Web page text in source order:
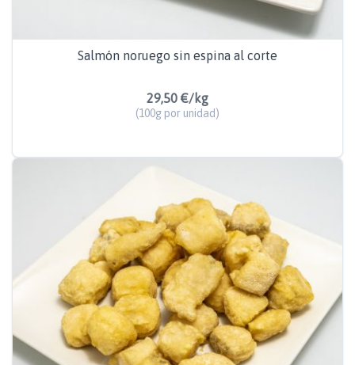
Salmón noruego sin espina al corte
29,50 €/kg
(100g por unidad)